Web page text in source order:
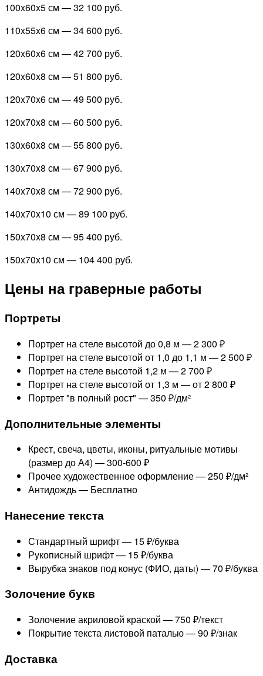
100x60x5 см —32 100 руб.
110x55x6 см —34 600 руб.
120x60x6 см —42 700 руб.
120x60x8 см —51 800 руб.
120x70x6 см —49 500 руб.
120x70x8 см —60 500 руб.
130x60x8 см —55 800 руб.
130x70x8 см —67 900 руб.
140x70x8 см —72 900 руб.
140x70x10 см —89 100 руб.
150x70x8 см —95 400 руб.
150x70x10 см — 104 400 руб.
Цены на граверные работы
Портреты
Портрет на стеле высотой до 0,8 м —2 300 ₽
Портрет на стеле высотой от 1,0 до 1,1 м —2 500 ₽
Портрет на стеле высотой 1,2 м —2 700 ₽
Портрет на стеле высотой от 1,3 м —от 2 800 ₽
Портрет "в полный рост" —350 ₽/дм²
Дополнительные элементы
Крест, свеча, цветы, иконы, ритуальные мотивы
(размер до А4) —300-600 ₽
Прочее художественное оформление —250 ₽/дм²
Антидождь — Бесплатно
Нанесение текста
Стандартный шрифт — 15 ₽/буква
Рукописный шрифт — 15 ₽/буква
Вырубка знаков под конус (ФИО, даты) —70 ₽/буква
Золочение букв
Золочение акриловой краской —750 ₽/текст
Покрытие текста листовой паталью —90 ₽/знак
Доставка